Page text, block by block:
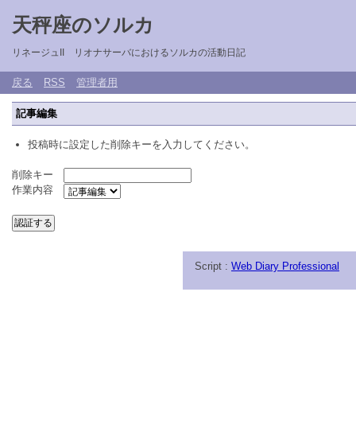
天秤座のソルカ
リネージュII リオナサーバにおけるソルカの活動日記
戻る RSS 管理者用
記事編集
投稿時に設定した削除キーを入力してください。
削除キー
作業内容
Script : Web Diary Professional